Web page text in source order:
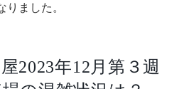
ました。
2023年12月第３週